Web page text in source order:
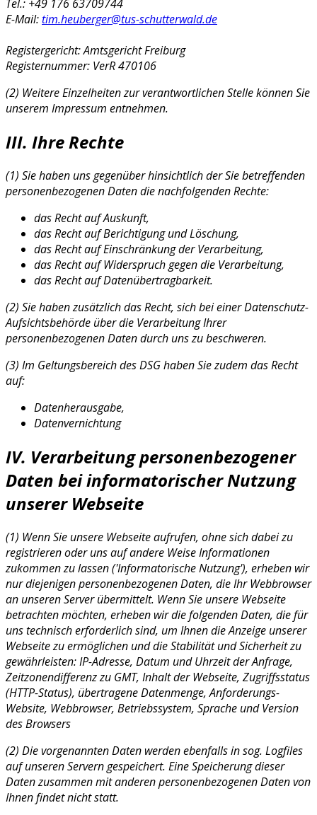
Tel.: +49 176 63709744
E-Mail:tim.heuberger@tus-schutterwald.de
Registergericht: Amtsgericht Freiburg
Registernummer: VerR 470106
(2) Weitere Einzelheiten zur verantwortlichen Stelle können Sie
unserem Impressum entnehmen.
III. Ihre Rechte
(1) Sie haben uns gegenüber hinsichtlich der Sie betreffenden
personenbezogenen Daten die nachfolgenden Rechte:
das Recht auf Auskunft,
das Recht auf Berichtigung und Löschung,
das Recht auf Einschränkung der Verarbeitung,
das Recht auf Widerspruch gegen die Verarbeitung,
das Recht auf Datenübertragbarkeit.
(2) Sie haben zusätzlich das Recht, sich bei einer Datenschutz-
Aufsichtsbehörde über die Verarbeitung Ihrer
personenbezogenen Daten durch uns zu beschweren.
(3) Im Geltungsbereich des DSG haben Sie zudem das Recht
auf:
Datenherausgabe,
Datenvernichtung
IV. Verarbeitung personenbezogener
Daten bei informatorischer Nutzung
unserer Webseite
(1) Wenn Sie unsere Webseite aufrufen, ohne sich dabei zu
registrieren oder uns auf andere Weise Informationen
zukommen zu lassen ('Informatorische Nutzung'), erheben wir
nur diejenigen personenbezogenen Daten, die Ihr Webbrowser
an unseren Server übermittelt. Wenn Sie unsere Webseite
betrachten möchten, erheben wir die folgenden Daten, die für
uns technisch erforderlich sind, um Ihnen die Anzeige unserer
Webseite zu ermöglichen und die Stabilität und Sicherheit zu
gewährleisten: IP-Adresse, Datum und Uhrzeit der Anfrage,
Zeitzonendifferenz zu GMT, Inhalt der Webseite, Zugriffsstatus
(HTTP-Status), übertragene Datenmenge, Anforderungs-
Website, Webbrowser, Betriebssystem, Sprache und Version
des Browsers
(2) Die vorgenannten Daten werden ebenfalls in sog. Logfiles
auf unseren Servern gespeichert. Eine Speicherung dieser
Daten zusammen mit anderen personenbezogenen Daten von
Ihnen findet nicht statt.